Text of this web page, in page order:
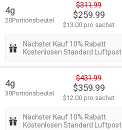
4g
20Portionsbeutel
$311.99
$259.99
$13.00 pro sachet
Nächster Kauf 10% Rabatt
Kostenlosen Standard Luftpost
4g
30Portionsbeutel
$431.99
$359.99
$12.00 pro sachet
Nächster Kauf 10% Rabatt
Kostenlosen Standard Luftpost